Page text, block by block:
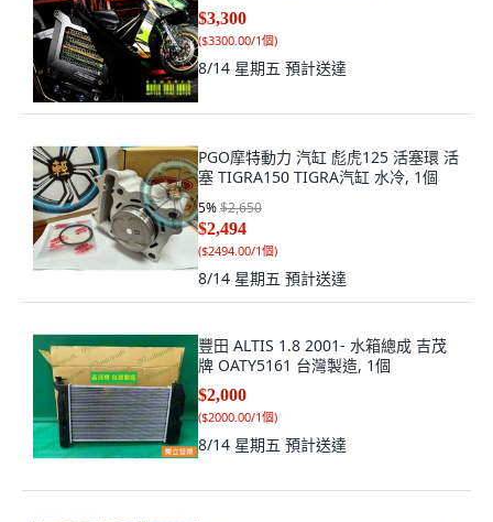
$3,300
($3300.00/1個)
8/14 星期五 預計送達
PGO摩特動力 汽缸 彪虎125 活塞環 活
塞 TIGRA150 TIGRA汽缸 水冷, 1個
5%$2,650
$2,494
($2494.00/1個)
8/14 星期五 預計送達
豐田 ALTIS 1.8 2001- 水箱總成 吉茂
牌 OATY5161 台灣製造, 1個
$2,000
($2000.00/1個)
8/14 星期五 預計送達